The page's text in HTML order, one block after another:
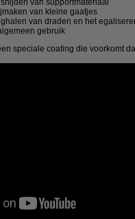
van supportmateriaal
van kleine gaatjes
van draden en het
gebruik
speciale coating die voorkomt